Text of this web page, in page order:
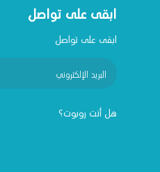
ابقى على تواصل
ابقى على تواصل
هل أنت روبوت؟